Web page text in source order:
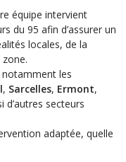
équipe intervient
du 95 afin d’assurer un
locales, de la
notamment les
, Sarcelles, Ermont,
d’autres secteurs
adaptée, quelle